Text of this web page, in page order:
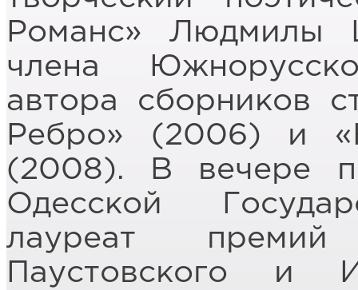
Романс» Людмилы
члена
автора сборников
Ребро» (2006) и
(2008).
В вечере
Одесской
лауреат
Паустовского и